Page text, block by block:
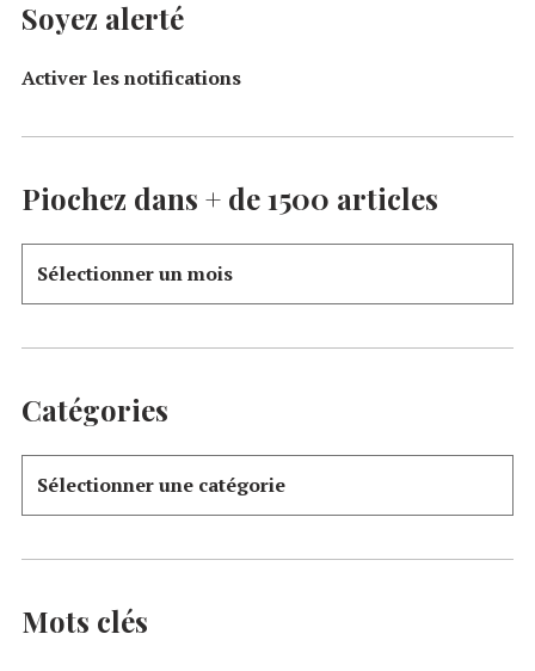
Soyez alerté
Activer les notifications
Piochez dans + de 1500 articles
Catégories
Mots clés